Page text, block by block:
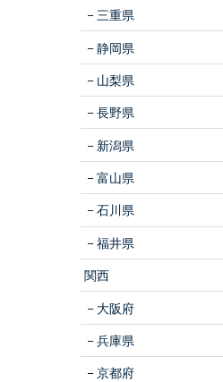
三重県
静岡県
山梨県
長野県
新潟県
富山県
石川県
福井県
関西
大阪府
兵庫県
京都府